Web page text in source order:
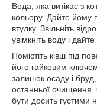
Вода, яка витікає з
кольору. Дайте йому
втулку. Звільніть
увімкніть воду і
Помістіть ківш під
його гайковим
залишок осаду і
останньої очищення.
бути досить густими